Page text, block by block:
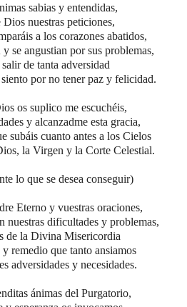
sabias y entendidas,
Dios nuestras peticiones,
a los corazones abatidos,
se angustian por sus problemas,
de tanta adversidad
por no tener paz y felicidad.
os suplico me escuchéis,
y alcanzadme esta gracia,
subáis cuanto antes a los Cielos
la Virgen y la Corte Celestial.
lo que se desea conseguir)
Eterno y vuestras oraciones,
nuestras dificultades y problemas,
de la Divina Misericordia
remedio que tanto ansiamos
adversidades y necesidades.
ánimas del Purgatorio,